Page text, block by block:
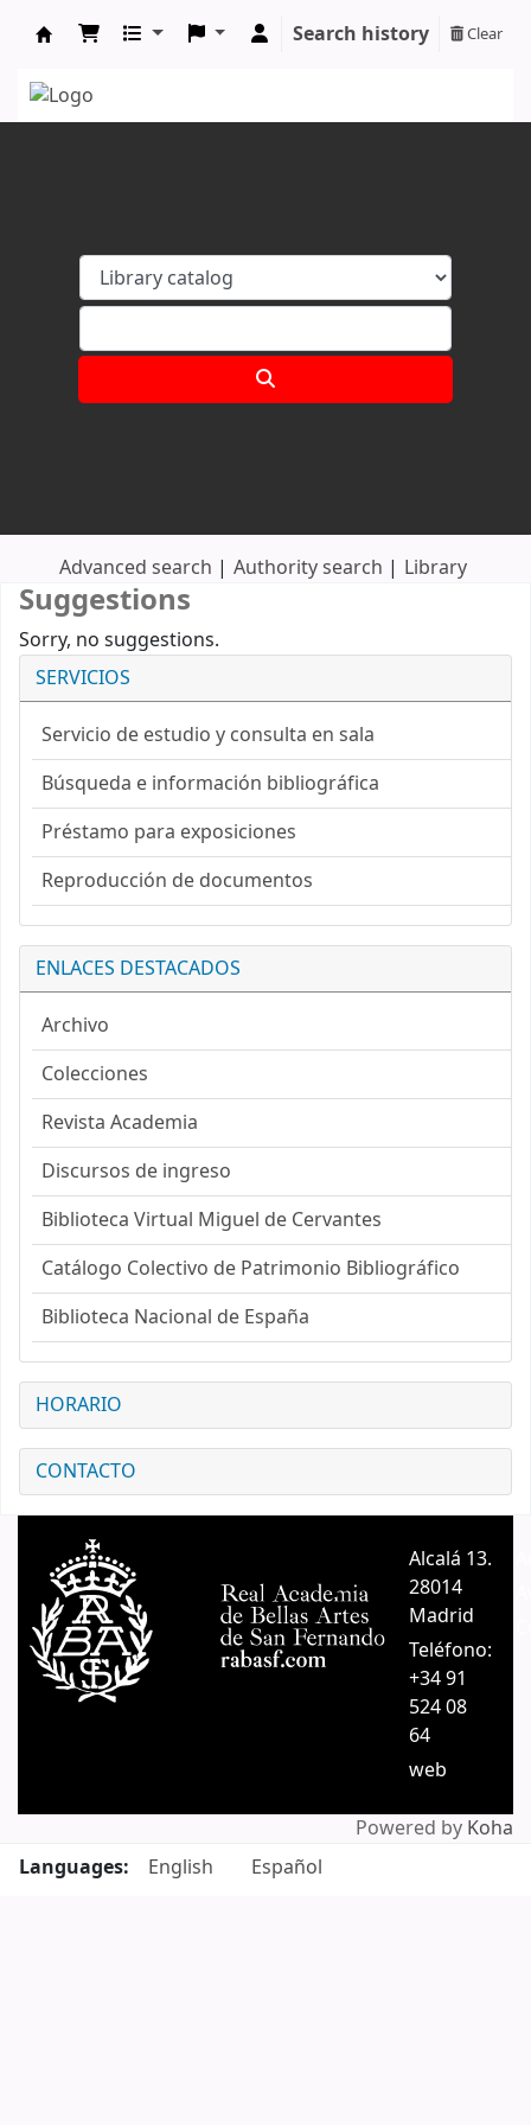
Search history Clear
Advanced search Authority search Library
SERVICIOS
Servicio de estudio y consulta en sala
Búsqueda e información bibliográfica
Préstamo para exposiciones
Reproducción de documentos
ENLACES DESTACADOS
Archivo
Colecciones
Revista Academia
Discursos de ingreso
Biblioteca Virtual Miguel de Cervantes
Catálogo Colectivo de Patrimonio Bibliográfico
Biblioteca Nacional de España
HORARIO
CONTACTO
Suggestions
Sorry, no suggestions.
Alcalá 13.
28014
Madrid
Teléfono:
+34 91
524 08
64
web
Powered by Koha
Languages:
English Español